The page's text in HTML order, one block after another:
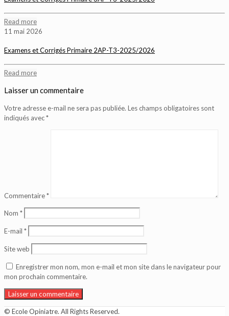
Read more
11 mai 2026
Examens et Corrigés Primaire 2AP-T3-2025/2026
Read more
Laisser un commentaire
Votre adresse e-mail ne sera pas publiée. Les champs obligatoires sont
indiqués avec*
Commentaire*
Nom *
E-mail *
Site web
Enregistrer mon nom, mon e-mail et mon site dans le navigateur pour
mon prochain commentaire.
© Ecole Opiniatre. All Rights Reserved.